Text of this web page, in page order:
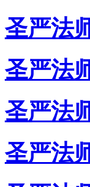
圣严法
圣严法
圣严法
圣严法